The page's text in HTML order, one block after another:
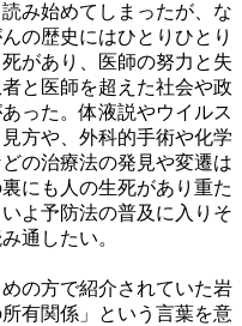
み始めてしまったが、な
の歴史にはひとりひとり
があり、医師の努力と失
と医師を超えた社会や政
った。体液説やウイルス
方や、外科的手術や化学
の治療法の発見や変遷は
にも人の生死があり重た
よ予防法の普及に入りそ
通したい。
の方で紹介されていた岩
有関係」という言葉を意